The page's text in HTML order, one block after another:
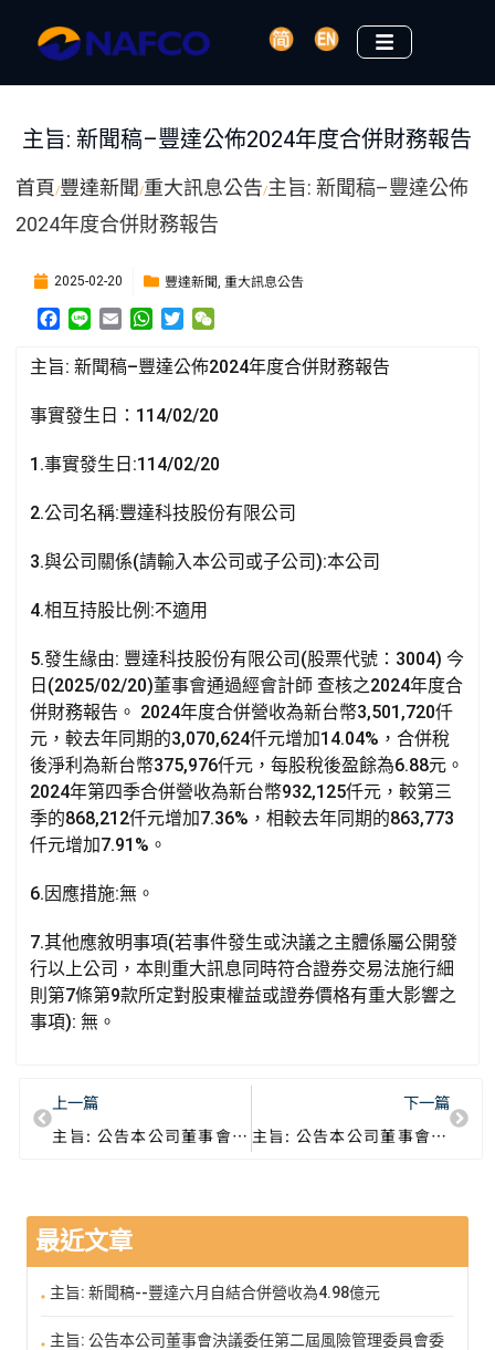
主旨: 新聞稿–豐達公佈2024年度合併財務報告
首頁/豐達新聞/重大訊息公告/主旨: 新聞稿–豐達公佈
2024年度合併財務報告
2025-02-20 豐達新聞,重大訊息公告
F
c
b
o
o
k
L
n
E
a
l
W
a
s
A
p
p
T
i
t
e
r
C
a
t
主旨: 新聞稿–豐達公佈2024年度合併財務報告
事實發生日：114/02/20
1.事實發生日:114/02/20
2.公司名稱:豐達科技股份有限公司
3.與公司關係(請輸入本公司或子公司):本公司
4.相互持股比例:不適用
5.發生緣由: 豐達科技股份有限公司(股票代號：3004) 今
日(2025/02/20)董事會通過經會計師 查核之2024年度合
併財務報告。 2024年度合併營收為新台幣3,501,720仟
元，較去年同期的3,070,624仟元增加14.04%，合併稅
後淨利為新台幣375,976仟元，每股稅後盈餘為6.88元。
2024年第四季合併營收為新台幣932,125仟元，較第三
季的868,212仟元增加7.36%，相較去年同期的863,773
仟元增加7.91%。
6.因應措施:無。
7.其他應敘明事項(若事件發生或決議之主體係屬公開發
行以上公司，本則重大訊息同時符合證券交易法施行細
則第7條第9款所定對股東權益或證券價格有重大影響之
事項): 無。
上一篇
主旨: 公告本公司董事會通過113年度合併財務報告
下一篇
主旨: 公告本公司董事會決議分派股利
最近文章
主旨: 新聞稿--豐達六月自結合併營收為4.98億元
主旨: 公告本公司董事會決議委任第二屆風險管理委員會委